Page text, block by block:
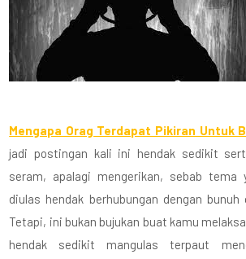
Mengapa Orag Terdapat Pikiran Untuk
jadi postingan kali ini hendak sedikit
seram, apalagi mengerikan, sebab tema
diulas hendak berhubungan dengan
Tetapi, ini bukan bujukan buat kamu
hendak sedikit mangulas terpaut